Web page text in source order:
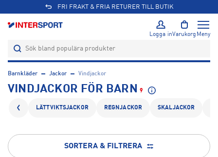
FRI FRAKT & FRIA RETURER TILL BUTIK
Logga inVarukorg Meny
Barnkläder Jackor Vindjackor
VINDJACKOR FÖR BARN 9
LÄTTVIKTSJACKOR REGNJACKOR SKALJACKOR
SORTERA & FILTRERA